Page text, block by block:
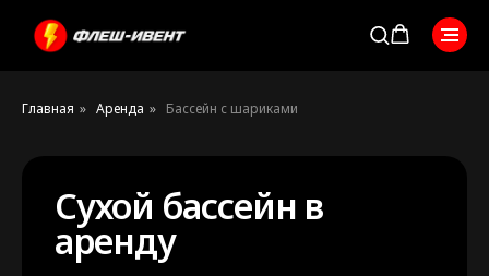
Главная » Аренда » Бассейн с шариками
Сухой бассейн в
аренду